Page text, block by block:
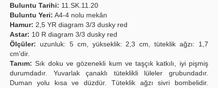
Buluntu Tarihi: 11.SK.11.20
Buluntu Yeri: A4-4 nolu mekân
Hamur: 2,5 YR diagram 3/3 dusky red
Astar: 10 R diagram 3/3 dusky red
Ölçüler: uzunluk: 5 cm, yükseklik: 2,3 cm, tüteklik ağzı: 1,7
cm’dir.
Tanım: Sık doku ve gözenekli kum ve taşçık katkılı, iyi pişmiş
durumdadır. Yuvarlak çanaklı tüteklikli lüleler grubundadır.
Duman yolu kısa ve düzdür. Tüteklik ağzı sivri bombelidir.